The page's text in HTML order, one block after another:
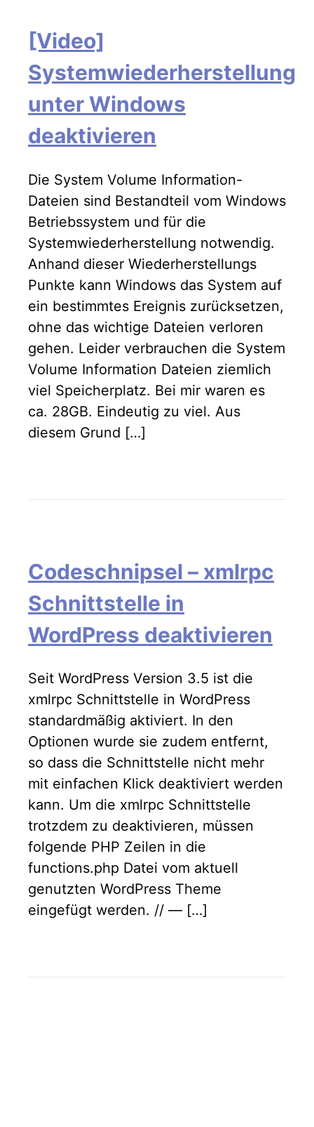
[Video]
Systemwiederherstellung
unter Windows
deaktivieren
Die System Volume Information-
Dateien sind Bestandteil vom Windows
Betriebssystem und für die
Systemwiederherstellung notwendig.
Anhand dieser Wiederherstellungs
Punkte kann Windows das System auf
ein bestimmtes Ereignis zurücksetzen,
ohne das wichtige Dateien verloren
gehen. Leider verbrauchen die System
Volume Information Dateien ziemlich
viel Speicherplatz. Bei mir waren es
ca. 28GB. Eindeutig zu viel. Aus
diesem Grund […]
Codeschnipsel – xmlrpc
Schnittstelle in
WordPress deaktivieren
Seit WordPress Version 3.5 ist die
xmlrpc Schnittstelle in WordPress
standardmäßig aktiviert. In den
Optionen wurde sie zudem entfernt,
so dass die Schnittstelle nicht mehr
mit einfachen Klick deaktiviert werden
kann. Um die xmlrpc Schnittstelle
trotzdem zu deaktivieren, müssen
folgende PHP Zeilen in die
functions.php Datei vom aktuell
genutzten WordPress Theme
eingefügt werden. // — […]